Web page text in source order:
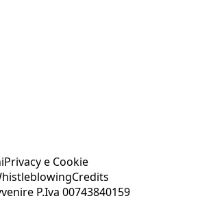
Privacy e Cookie
Credits
P.Iva 00743840159